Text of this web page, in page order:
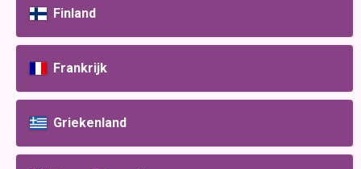
Finland
Frankrijk
Griekenland